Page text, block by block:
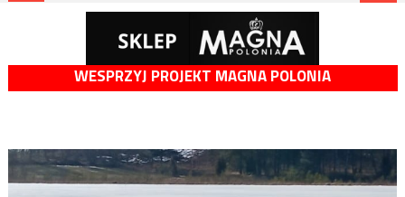
WESPRZYJ PROJEKT MAGNA POLONIA